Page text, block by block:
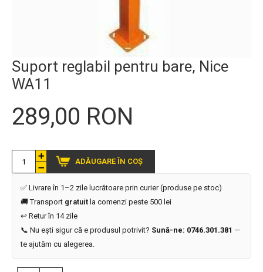
Suport reglabil pentru bare, Nice
WA11
289,00 RON
ADĂUGARE ÎN COȘ
✅ Livrare în 1–2 zile lucrătoare prin curier (produse pe stoc)
🚚 Transport gratuit la comenzi peste 500 lei
↩️ Retur în 14 zile
📞 Nu ești sigur că e produsul potrivit? Sună-ne: 0746.301.381 —
te ajutăm cu alegerea.